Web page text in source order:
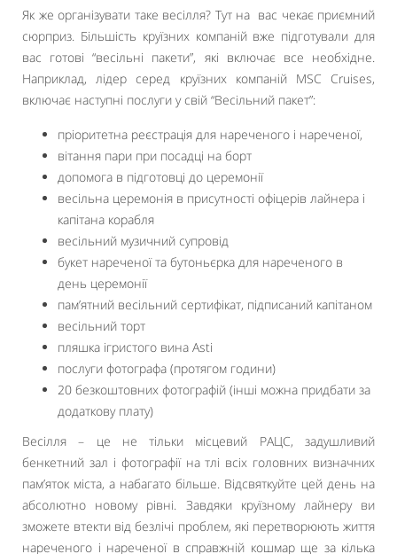
Як же організувати таке весілля? Тут на вас чекає приємний
сюрприз. Більшість круїзних компаній вже підготували для
вас готові “весільні пакети”, які включає все необхідне.
Наприклад, лідер серед круїзних компаній MSC Cruises,
включає наступні послуги у свій “Весільний пакет”:
пріоритетна реєстрація для нареченого і нареченої,
вітання пари при посадці на борт
допомога в підготовці до церемонії
весільна церемонія в присутності офіцерів лайнера і
капітана корабля
весільний музичний супровід
букет нареченої та бутоньєрка для нареченого в
день церемонії
пам’ятний весільний сертифікат, підписаний капітаном
весільний торт
пляшка ігристого вина Asti
послуги фотографа (протягом години)
20 безкоштовних фотографій (інші можна придбати за
додаткову плату)
Весілля – це не тільки місцевий РАЦС, задушливий
бенкетний зал і фотографії на тлі всіх головних визначних
пам’яток міста, а набагато більше. Відсвяткуйте цей день на
абсолютно новому рівні. Завдяки круїзному лайнеру ви
зможете втекти від безлічі проблем, які перетворюють життя
нареченого і нареченої в справжній кошмар ще за кілька